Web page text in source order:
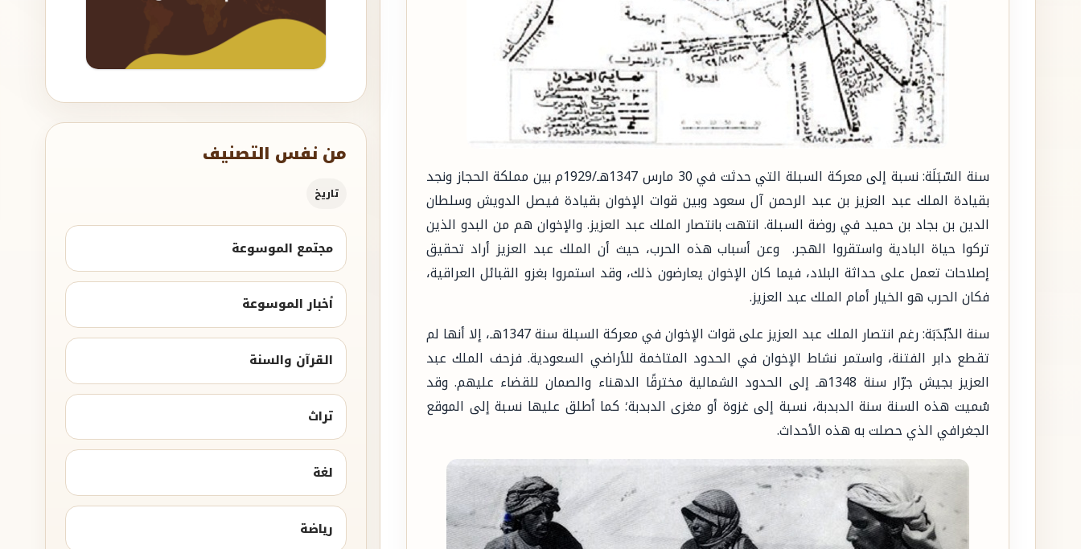
من نفس التصنيف
تاريخ
مجتمع الموسوعة
أخبار الموسوعة
القرآن والسنة
تراث
لغة
رياضة
سنة السّبَلَة: نسبة إلى معركة السبلة التي حدثت في 30 مارس 1347هـ/1929م بين مملكة الحجاز ونجد
بقيادة الملك عبد العزيز بن عبد الرحمن آل سعود وبين قوات الإخوان بقيادة فيصل الدويش وسلطان
الدين بن بجاد بن حميد في روضة السبلة. انتهت بانتصار الملك عبد العزيز. والإخوان هم من البدو الذين
تركوا حياة البادية واستقروا الهجر. وعن أسباب هذه الحرب، حيث أن الملك عبد العزيز أراد تحقيق
إصلاحات تعمل على حداثة البلاد، فيما كان الإخوان يعارضون ذلك، وقد استمروا بغزو القبائل العراقية،
فكان الحرب هو الخيار أمام الملك عبد العزيز.
سنة الدّبْدَبَة: رغم انتصار الملك عبد العزيز على قوات الإخوان في معركة السبلة سنة 1347هـ، إلا أنها لم
تقطع دابر الفتنة، واستمر نشاط الإخوان في الحدود المتاخمة للأراضي السعودية. فزحف الملك عبد
العزيز بجيش جرّار سنة 1348هـ إلى الحدود الشمالية مخترقًا الدهناء والصمان للقضاء عليهم. وقد
سُميت هذه السنة سنة الدبدبة، نسبة إلى غزوة أو مغزى الدبدبة؛ كما أطلق عليها نسبة إلى الموقع
الجغرافي الذي حصلت به هذه الأحداث.